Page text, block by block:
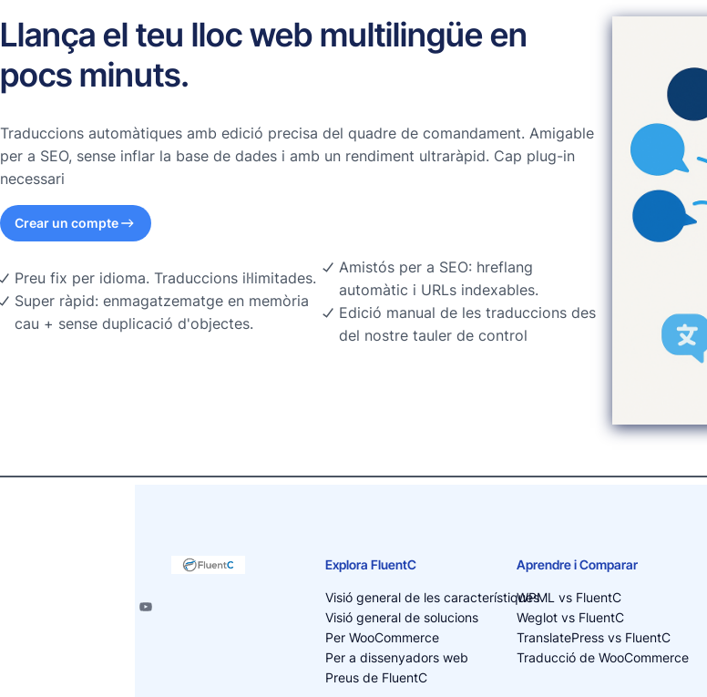
Llança el teu lloc web multilingüe en
pocs minuts.
Traduccions automàtiques amb edició precisa del quadre de comandament. Amigable
per a SEO, sense inflar la base de dades i amb un rendiment ultraràpid. Cap plug-in
necessari
Crear un compte
Preu fix per idioma. Traduccions il·limitades.
Super ràpid: enmagatzematge en memòria
cau + sense duplicació d'objectes.
Amistós per a SEO: hreflang
automàtic i URLs indexables.
Edició manual de les traduccions des
del nostre tauler de control
Explora FluentC
Visió general de les característiques
Visió general de solucions
Per WooCommerce
Per a dissenyadors web
Preus de FluentC
Aprendre i Comparar
WPML vs FluentC
Weglot vs FluentC
TranslatePress vs FluentC
Traducció de WooCommerce